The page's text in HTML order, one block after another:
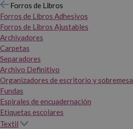
Forros de Libros
Forros de Libros Adhesivos
Forros de Libros Ajustables
Archivadores
Carpetas
Separadores
Archivo Definitivo
Organizadores de escritorio y sobremesa
Fundas
Espirales de encuadernación
Etiquetas escolares
Textil